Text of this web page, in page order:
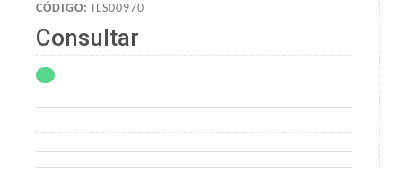
CÓDIGO: ILS00970
Consultar